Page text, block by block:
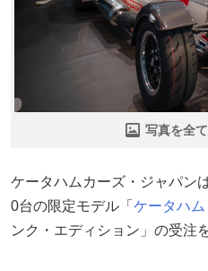
写真を全
ケータハムカーズ・ジャパン
0台の限定モデル「 ケータハム
ンク・エディション」の受注